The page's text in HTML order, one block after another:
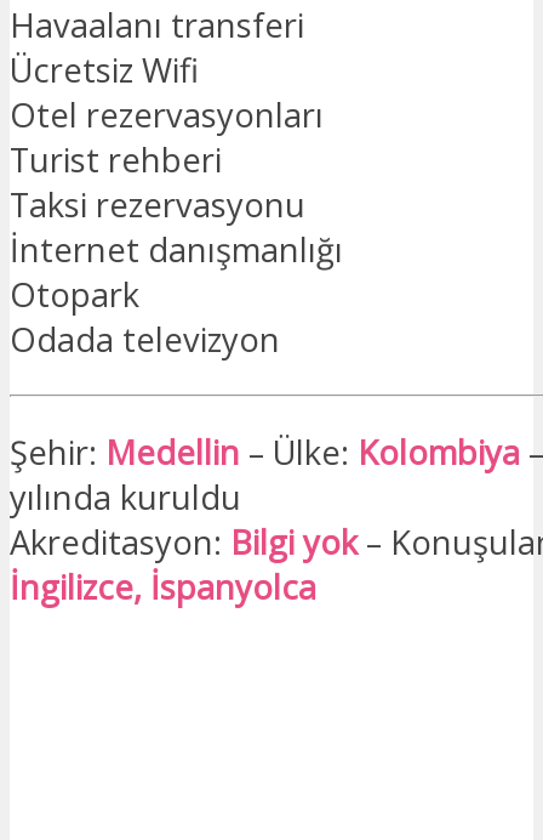
Havaalanı transferi
Ücretsiz Wifi
Otel rezervasyonları
Turist rehberi
Taksi rezervasyonu
İnternet danışmanlığı
Otopark
Odada televizyon
Şehir: Medellin – Ülke: Kolombiya
yılında kuruldu
Akreditasyon: Bilgi yok–
İngilizce, İspanyolca